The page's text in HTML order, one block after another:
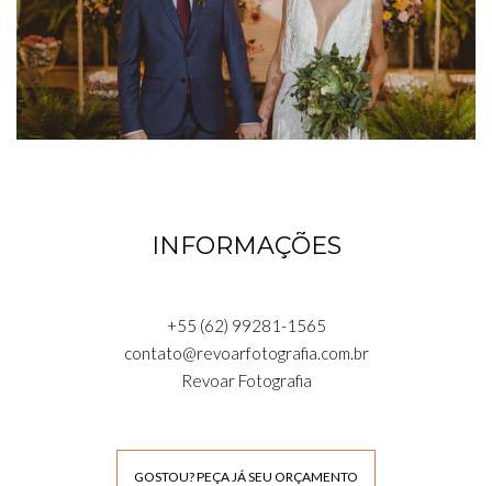
INFORMAÇÕES
+55 (62) 99281-1565
contato@revoarfotografia.com.br
Revoar Fotografia
GOSTOU? PEÇA JÁ SEU ORÇAMENTO